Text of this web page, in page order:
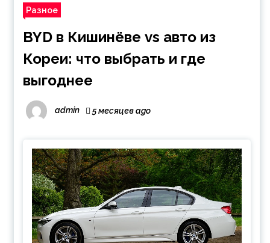
Разное
BYD в Кишинёве vs авто из
Кореи: что выбрать и где
выгоднее
admin 5 месяцев ago